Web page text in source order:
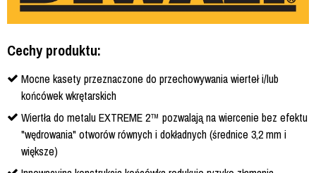
Cechy produktu:
Mocne kasety przeznaczone do przechowywania wierteł i/lub
końcówek wkrętarskich
Wiertła do metalu EXTREME 2™ pozwalają na wiercenie bez efektu
"wędrowania" otworów równych i dokładnych (średnice 3,2 mm i
większe)